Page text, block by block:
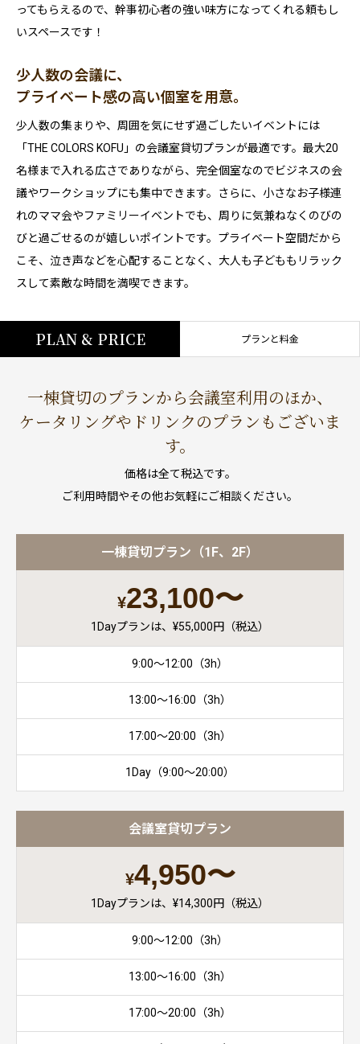
ってもらえるので、幹事初心者の強い味方になってくれる頼もし
いスペースです！
少人数の会議に、
プライベート感の高い個室を用意。
少人数の集まりや、周囲を気にせず過ごしたいイベントには
「THE COLORS KOFU」の会議室貸切プランが最適です。最大20
名様まで入れる広さでありながら、完全個室なのでビジネスの会
議やワークショップにも集中できます。さらに、小さなお子様連
れのママ会やファミリーイベントでも、周りに気兼ねなくのびの
びと過ごせるのが嬉しいポイントです。プライベート空間だから
こそ、泣き声などを心配することなく、大人も子どももリラック
スして素敵な時間を満喫できます。
PLAN & PRICE プランと料金
一棟貸切のプランから会議室利用のほか、
ケータリングやドリンクのプランもございま
す。
価格は全て税込です。
ご利用時間やその他お気軽にご相談ください。
一棟貸切プラン（1F、2F）
¥23,100〜
1Dayプランは、¥55,000円（税込）
9:00〜12:00（3h）
13:00〜16:00（3h）
17:00〜20:00（3h）
1Day（9:00〜20:00）
会議室貸切プラン
¥4,950〜
1Dayプランは、¥14,300円（税込）
9:00〜12:00（3h）
13:00〜16:00（3h）
17:00〜20:00（3h）